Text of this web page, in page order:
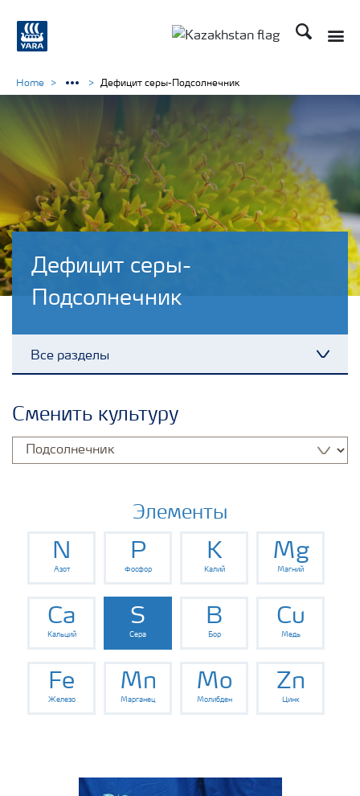
Поиск
Дефицит серы-
Подсолнечник
Все разделы
Культуры
Инструменты и сервисы
Хранение удобрений и их безопасность
Home Дефицит серы-Подсолнечник
Сменить культуру
Элементы
N
Азот
P
Фосфор
K
Калий
Mg
Магний
Ca
Кальций
S
Сера
B
Бор
Cu
Медь
Fe
Железо
Mn
Марганец
Mo
Молибден
Zn
Цинк